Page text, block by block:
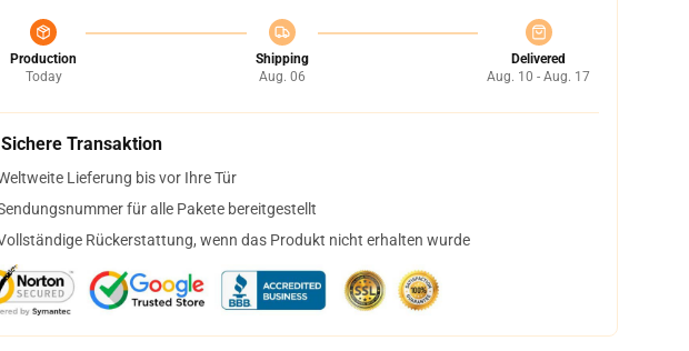
Production
Today
Shipping
Aug. 06
Delivered
Aug. 10 - Aug. 17
Sichere Transaktion
Lieferung bis vor Ihre Tür
für alle Pakete bereitgestellt
Rückerstattung, wenn das Produkt nicht erhalten wurde